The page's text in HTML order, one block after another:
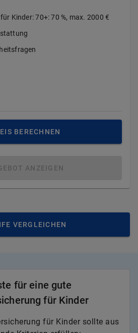
Kinder: 70+: 70 %, max. 2000 €
BERECHNEN
ANZEIGEN
VERGLEICHEN
für eine gute
für Kinder
für Kinder sollte aus